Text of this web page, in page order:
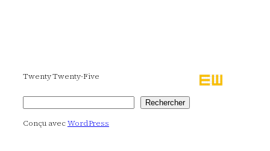
Twenty Twenty-Five
Rechercher Rechercher
Conçu avecWordPress